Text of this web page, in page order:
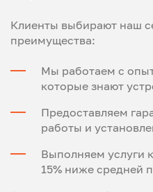
Клиенты выбирают наш
преимущества:
Мы работаем с
которые знают
Предоставляем
работы и
Выполняем услуги
15% ниже средней